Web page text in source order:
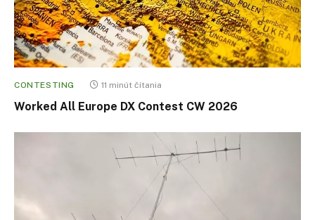
CONTESTING 11 minút čítania
Worked All Europe DX Contest CW 2026